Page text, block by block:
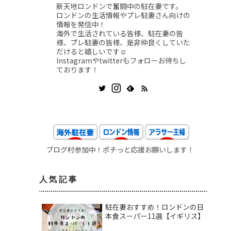
新天地ロンドンで奮闘中の駐在妻です。
ロンドンの生活情報やプレ駐妻さん向けの
情報を発信中！
海外で生活されている皆様、駐在妻の皆
様、プレ駐妻の皆様、是非仲良くしていた
だけると嬉しいです☺️
Instagramやtwitterもフォローお待ちし
ております！
ブログ村参加中！ポチっと応援お願いします！
人気記事
駐在妻おすすめ！ロンドンの日
本食スーパー11選【イギリス】